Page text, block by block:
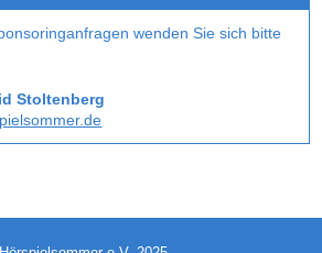
wenden Sie sich bitte
Stoltenberg